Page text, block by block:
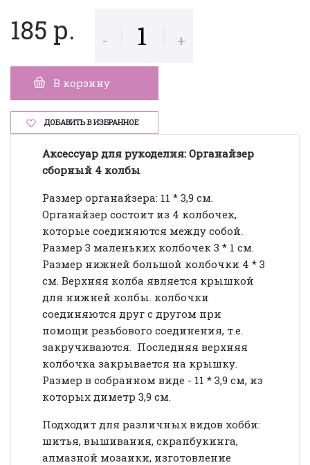
185 р. - +
В корзину
ДОБАВИТЬ В ИЗБРАННОЕ
Аксессуар для рукоделия: Органайзер
сборный 4 колбы
Размер органайзера: 11 * 3,9 см.
Органайзер состоит из 4 колбочек,
которые соединяются между собой.
Размер 3 маленьких колбочек 3 * 1 см.
Размер нижней большой колбочки 4 * 3
см. Верхняя колба является крышкой
для нижней колбы. колбочки
соединяются друг с другом при
помощи резьбового соединения, т.е.
закручиваются. Последняя верхняя
колбочка закрывается на крышку.
Размер в собранном виде - 11 * 3,9 см, из
которых диметр 3,9 см.
Подходит для различных видов хобби:
шитья, вышивания, скрапбукинга,
алмазной мозаики, изготовление